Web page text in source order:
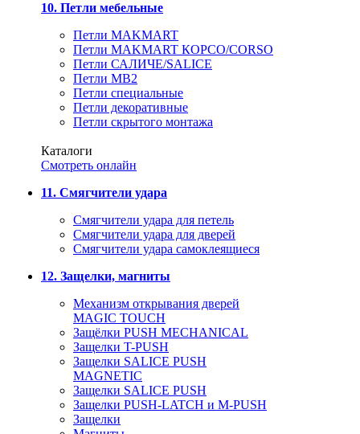
10. Петли мебельные
Петли MAKMART
Петли MAKMART КОРСО/CORSO
Петли САЛИЧЕ/SALICE
Петли MB2
Петли специальные
Петли декоративные
Петли скрытого монтажа
Каталоги
Смотреть онлайн
11. Смягчители удара
Смягчители удара для петель
Смягчители удара для дверей
Cмягчители удара самоклеящиеся
12. Защелки, магниты
Механизм открывания дверей
MAGIC TOUCH
Защёлки PUSH MECHANICAL
Защелки T-PUSH
Защелки SALICE PUSH
MAGNETIC
Защелки SALICE PUSH
Защелки PUSH-LATCH и M-PUSH
Защелки